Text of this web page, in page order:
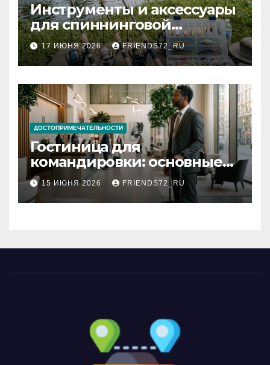
Инструменты и аксессуары
для спиннинговой
рыбалки: назначение и
типы
17 ИЮНЯ 2026 FRIENDS72_RU
ДОСТОПРИМЕЧАТЕЛЬНОСТИ
Гостиница для
командировки: основные
критерии выбора
15 ИЮНЯ 2026 FRIENDS72_RU